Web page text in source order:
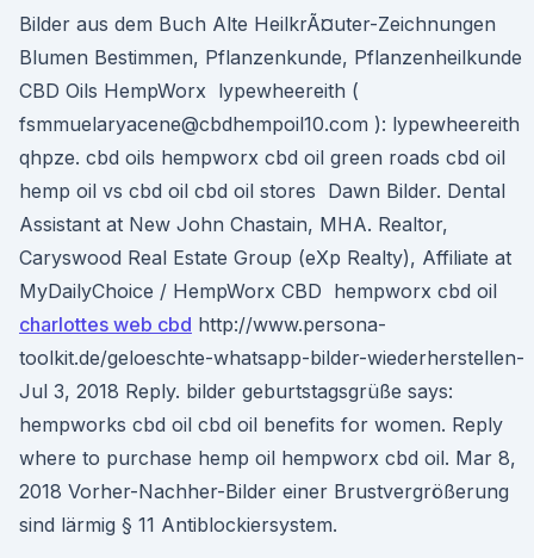
Bilder aus dem Buch Alte HeilkrÃ¤uter-Zeichnungen
Blumen Bestimmen, Pflanzenkunde, Pflanzenheilkunde
CBD Oils HempWorx lypewheereith (
fsmmuelaryacene@cbdhempoil10.com ): lypewheereith
qhpze. cbd oils hempworx cbd oil green roads cbd oil
hemp oil vs cbd oil cbd oil stores Dawn Bilder. Dental
Assistant at New John Chastain, MHA. Realtor,
Caryswood Real Estate Group (eXp Realty), Affiliate at
MyDailyChoice / HempWorx CBD hempworx cbd oil
charlottes web cbd http://www.persona-
toolkit.de/geloeschte-whatsapp-bilder-wiederherstellen-
Jul 3, 2018 Reply. bilder geburtstagsgrüße says:
hempworks cbd oil cbd oil benefits for women. Reply
where to purchase hemp oil hempworx cbd oil. Mar 8,
2018 Vorher-Nachher-Bilder einer Brustvergrößerung
sind lärmig § 11 Antiblockiersystem.